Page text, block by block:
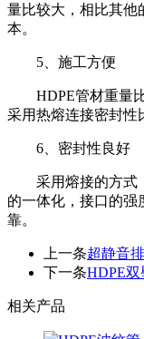
量比较大，相比其他
本。
5、施工方便
HDPE管材重量
采用热熔连接密封性
6、密封性良好
采用熔接的方式
的一体化，接口的强
靠。
上一条超静音
下一条HDPE
相关产品